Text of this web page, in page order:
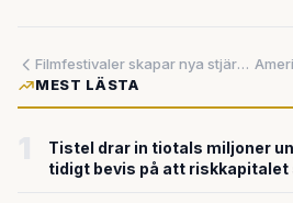
Filmfestivaler skapar nya stjärnor – från Japan till Spanien
MEST LÄSTA
Tistel drar in tiotals miljoner
tidigt bevis på att